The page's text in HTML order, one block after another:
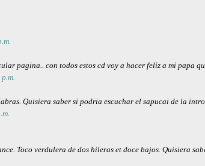
pagina.. con todos estos cd voy a hacer feliz a mi papa
Quisiera saber si podria escuchar el sapucai de la
Toco verdulera de dos hileras et doce bajos. Quisiera